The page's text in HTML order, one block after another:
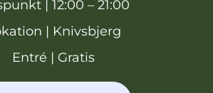
| 12:00 – 21:00
| Knivsbjerg
Entré | Gratis